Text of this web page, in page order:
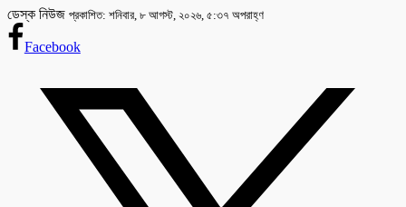
ডেস্ক নিউজ প্রকাশিত: শনিবার, ৮ আগস্ট, ২০২৬, ৫:৩৭ অপরাহ্ণ
Facebook